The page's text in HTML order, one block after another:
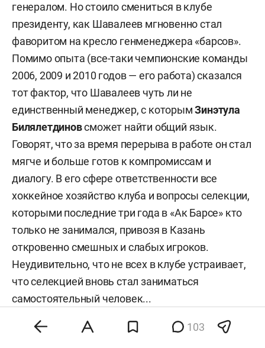
генералом. Но стоило смениться в клубе
президенту, как Шавалеев мгновенно стал
фаворитом на кресло генменеджера «барсов».
Помимо опыта (все-таки чемпионские команды
2006, 2009 и 2010 годов — его работа) сказался
тот фактор, что Шавалеев чуть ли не
единственный менеджер, с которымЗинэтула
Билялетдиновсможет найти общий язык.
Говорят, что за время перерыва в работе он стал
мягче и больше готов к компромиссам и
диалогу. В его сфере ответственности все
хоккейное хозяйство клуба и вопросы селекции,
которыми последние три года в «Ак Барсе» кто
только не занимался, привозя в Казань
откровенно смешных и слабых игроков.
Неудивительно, что не всех в клубе устраивает,
что селекцией вновь стал заниматься
самостоятельный человек...
8. ВЛАДИМИР ЛЕОНОВ — МИНИСТР ПО ДЕЛАМ
103